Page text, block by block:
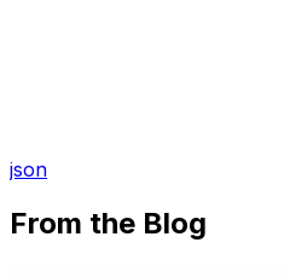
json
From the Blog